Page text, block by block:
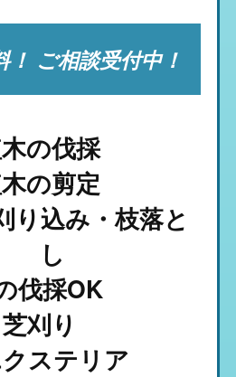
！ ご相談受付中！
の伐採
伐採OK
の剪定
刈り
り込み・枝落と
し
ステリア